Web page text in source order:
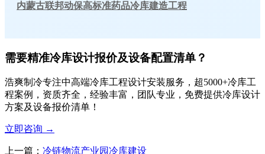
内蒙古联邦动保高标准药品冷库建造工程
需要精准冷库设计报价及设备配置清单？
浩爽制冷专注中高端冷库工程设计安装服务，超5000+冷库工
程案例，资质齐全，经验丰富，团队专业，免费提供冷库设计
方案及设备报价清单！
立即咨询 →
上一篇： 冷链物流产业园冷库建设